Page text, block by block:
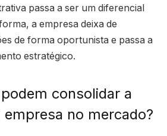
passa a ser um diferencial
a empresa deixa de
de forma oportunista e passa a
estratégico.
consolidar a
no mercado?